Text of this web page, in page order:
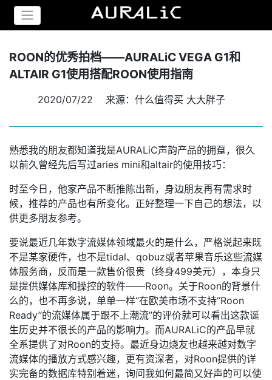
ROON的优秀拍档——AURALiC VEGA G1和
ALTAIR G1使用搭配ROON使用指南
2020/07/22 来源：什么值得买 大大胖子
熟悉我的朋友都知道我是AURALiC声韵产品的拥趸，很久
以前久曾经先后写过aries mini和altair的使用技巧：
时至今日，他家产品不断推陈出新，身边朋友再有需求时
候，推荐的产品也有所变化。正好整理一下自己的想法，以
供更多朋友参考。
要说最近几年数字流媒体领域最火的是什么，严格说起来既
不是某家硬件，也不是tidal、qobuz或者苹果音乐这些流媒
体服务商，反而是一款售价很贵（终身499美元），本身只
是提供媒体库和操控的软件——Roon。关于Roon的背景什
么的，也不再多说，单单一样“在欧美市场不支持“Roon
Ready”的流媒体属于跟不上潮流”的评价就可以看出这款诞
生历史并不很长的产品的影响力。而AURALiC的产品早就
全系提供了对Roon的支持。最近身边烧友也越来越对数字
流媒体的播放方式感兴趣，更有资深者，对Roon提供的详
实完备的数据库特别着迷，询问我如何最简又好声的可以使